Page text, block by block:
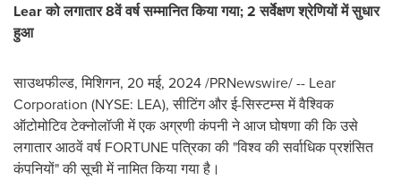
Learको लगातार8वें वर्ष सम्मानित किया गया; 2सर्वेक्षण श्रेणियों में सुधार
हुआ
साउथफील्ड, मिशिगन, 20 मई, 2024/PRNewswire/ -- Lear
Corporation (NYSE: LEA),सीटिंग औरई-सिस्टम्स में वैश्विक
ऑटोमोटिव टेक्नोलॉजी में एक अग्रणी कंपनी ने आज घोषणा की कि उसे
लगातार आठवें वर्ष FORTUNEपत्रिका की "विश्व की सर्वाधिक प्रशंसित
कंपनियों" की सूची में नामित किया गया है।